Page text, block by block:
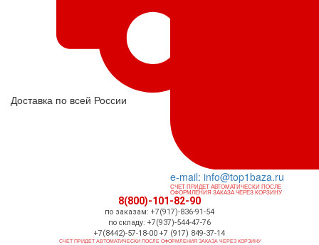
Доставка по всей России
e-mail: info@top1baza.ru
СЧЕТ ПРИДЕТ АВТОМАТИЧЕСКИ ПОСЛЕ
ОФОРМЛЕНИЯ ЗАКАЗА ЧЕРЕЗ КОРЗИНУ
8(800)-101-82-90
по заказам: +7(917)-836-91-54
по складу: +7(937)-544-47-76
+7(8442)-57-18-00 +7 (917) 849-37-14
СЧЕТ ПРИДЕТ АВТОМАТИЧЕСКИ ПОСЛЕ ОФОРМЛЕНИЯ ЗАКАЗА ЧЕРЕЗ КОРЗИНУ